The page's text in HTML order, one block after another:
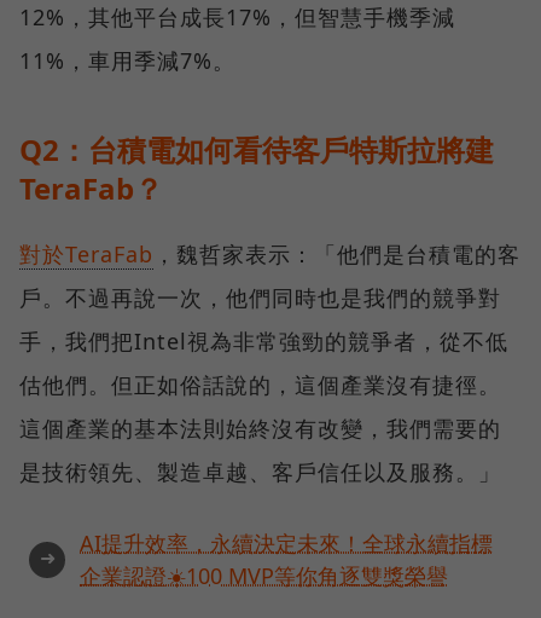
12%，其他平台成長17%，但智慧手機季減
11%，車用季減7%。
Q2：台積電如何看待客戶特斯拉將建
TeraFab？
對於TeraFab ，魏哲家表示：「他們是台積電的客
戶。不過再說一次，他們同時也是我們的競爭對
手，我們把Intel視為非常強勁的競爭者，從不低
估他們。但正如俗話說的，這個產業沒有捷徑。
這個產業的基本法則始終沒有改變，我們需要的
是技術領先、製造卓越、客戶信任以及服務。」
➜
AI提升效率，永續決定未來！全球永續指標
企業認證☀️100 MVP等你角逐雙獎榮譽